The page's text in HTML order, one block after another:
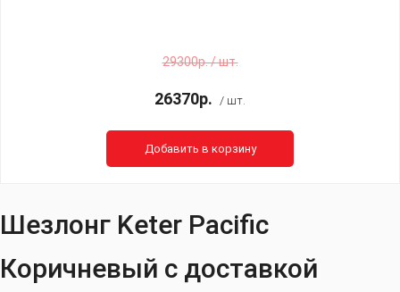
29300р. / шт.
26370р. / шт.
Добавить в корзину
Шезлонг Keter Pacific
Коричневый с доставкой